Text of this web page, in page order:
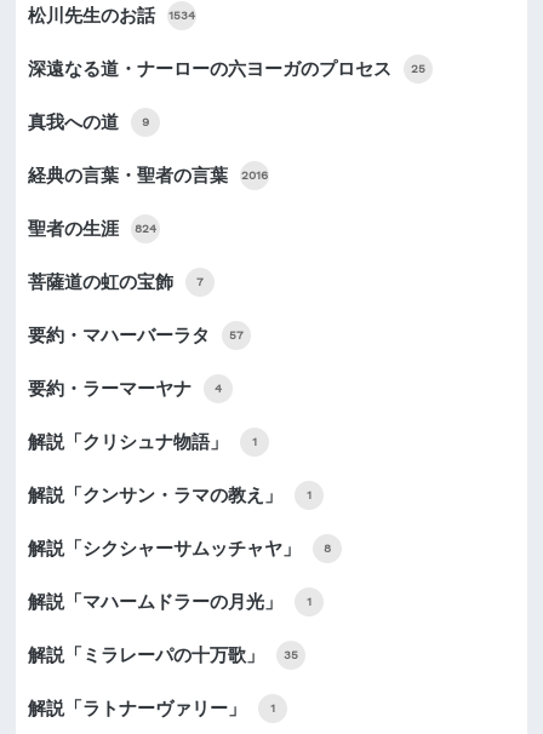
松川先生のお話 1534
深遠なる道・ナーローの六ヨーガのプロセス 25
真我への道 9
経典の言葉・聖者の言葉 2016
聖者の生涯 824
菩薩道の虹の宝飾 7
要約・マハーバーラタ 57
要約・ラーマーヤナ 4
解説「クリシュナ物語」 1
解説「クンサン・ラマの教え」 1
解説「シクシャーサムッチャヤ」 8
解説「マハームドラーの月光」 1
解説「ミラレーパの十万歌」 35
解説「ラトナーヴァリー」 1